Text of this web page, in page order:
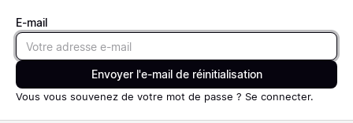
E-mail
Email
Envoyer l'e-mail de réinitialisation
Vous vous souvenez de votre mot de passe ? Se connecter.